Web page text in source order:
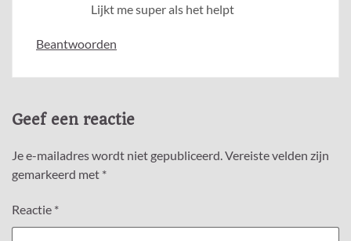
Lijkt me super als het helpt
Beantwoorden
Geef een reactie
Je e-mailadres wordt niet gepubliceerd.Vereiste velden zijn
gemarkeerd met *
Reactie *